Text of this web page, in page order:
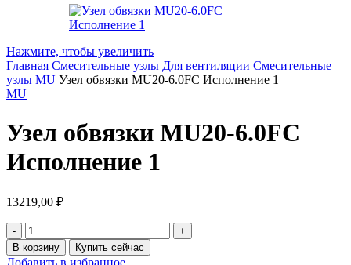
Нажмите, чтобы увеличить
Главная Смесительные узлы Для вентиляции Смесительные
узлы MU Узел обвязки MU20-6.0FC Исполнение 1
MU
Узел обвязки MU20-6.0FC
Исполнение 1
13219,00 ₽
В корзину Купить сейчас